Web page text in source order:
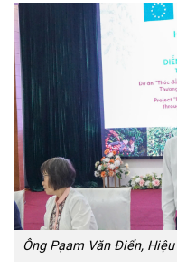
Ông Pạam Văn Điển,